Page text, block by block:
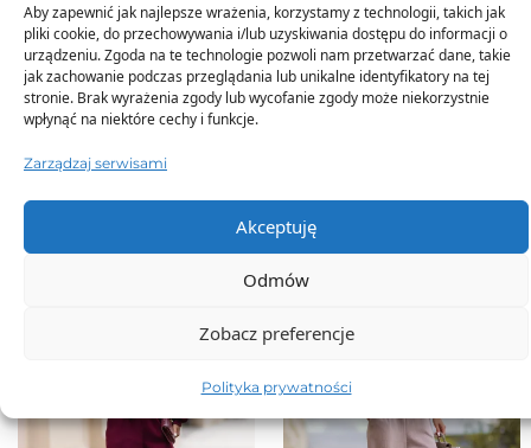
Aby zapewnić jak najlepsze wrażenia, korzystamy z technologii, takich jak
pliki cookie, do przechowywania i/lub uzyskiwania dostępu do informacji o
urządzeniu. Zgoda na te technologie pozwoli nam przetwarzać dane, takie
jak zachowanie podczas przeglądania lub unikalne identyfikatory na tej
stronie. Brak wyrażenia zgody lub wycofanie zgody może niekorzystnie
wpłynąć na niektóre cechy i funkcje.
Zarządzaj serwisami
Akceptuję
Odmów
Zobacz preferencje
Polityka prywatności
TO SIĘ TERAZ SPRZEDAJE